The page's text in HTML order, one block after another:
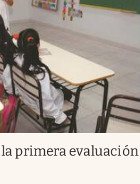
primera evaluación